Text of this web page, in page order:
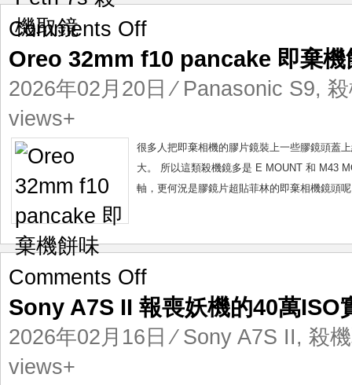
Comments Offon
32mm
pancake
機
Oreo 32mm f10 pancake 即棄機
2026年02月20日 ⁄ Panasonic S9,
views+
很多人把即棄相機的膠片鏡裝上一些膠鏡頭蓋
大。 所以這類殺機鏡多是 E MOUNT 和 M43
軸，更何況是膠鏡片超貼菲林的即棄相機鏡頭
Comments Offon
A7S
報
Sony A7S II 報喪妖機的40萬ISO
2026年02月16日 ⁄ Sony A7S II, 殺
views+